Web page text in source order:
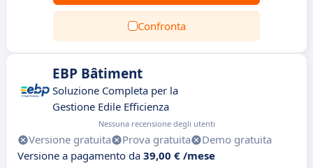
Confronta
EBP Bâtiment
Soluzione Completa per la
Gestione Edile Efficienza
Nessuna recensione degli utenti
Versione gratuita Prova gratuita
Demo gratuita
Versione a pagamento da 39,00 € /mese